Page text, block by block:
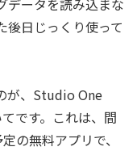
後日じっくり使って
が、Studio One
です。これは、間
の無料アプリで、